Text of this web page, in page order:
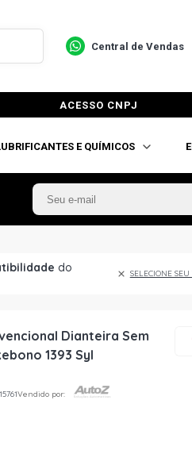
Central de Vendas
ACESSO CNPJ
E QUÍMICOS
do
SELECIONE
Dianteira Sem
1393 Syl
Vendido por: